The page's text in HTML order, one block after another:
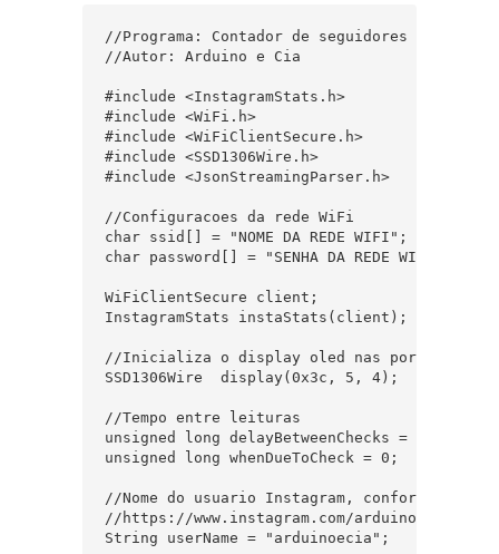
//Programa: Contador de seguidores do
//Autor: Arduino e Cia
#include <InstagramStats.h>
#include <WiFi.h>
#include <WiFiClientSecure.h>
#include <SSD1306Wire.h>
#include <JsonStreamingParser.h>
//Configuracoes da rede WiFi
char ssid[] = "NOME DA REDE WIFI";
char password[] = "SENHA DA REDE WIFI";
WiFiClientSecure client;
InstagramStats instaStats(client);
//Inicializa o display oled nas portas 5 e 4
SSD1306Wire  display(0x3c, 5, 4);
//Tempo entre leituras
unsigned long delayBetweenChecks = 60000;
unsigned long whenDueToCheck = 0;
//Nome do usuario Instagram, conforme URL
//https://www.instagram.com/arduinoecia/
String userName = "arduinoecia";